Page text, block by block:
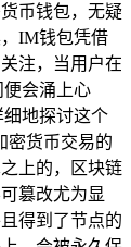
币钱包，无疑
IM钱包凭借
注，当用户在
便会涌上心
细地探讨这个
密货币交易的
上的，区块链
篡改尤为显
得到了节点的